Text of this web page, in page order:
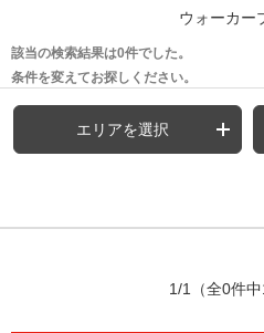
ウォーカー
該当の検索結果は0件でした。
条件を変えてお探しください。
エリアを選択
1/1 （全0件